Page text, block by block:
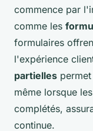
commence par
comme les
formulaires
l'expérience
partielles
même lorsque
complétés,
continue.